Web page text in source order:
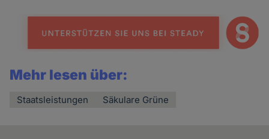
Mehr lesen über:
Staatsleistungen Säkulare Grüne